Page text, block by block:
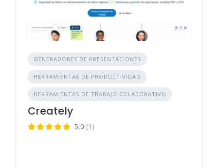
GENERADORES DE PRESENTACIONES
HERRAMIENTAS DE PRODUCTIVIDAD
HERRAMIENTAS DE TRABAJO COLABORATIVO
Creately
5,0 (1)